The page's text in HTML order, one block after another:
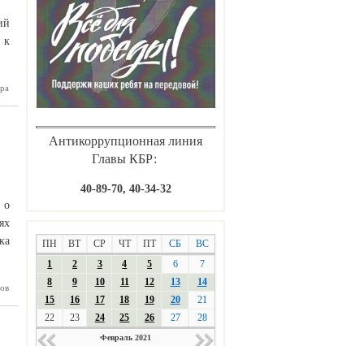
Антикоррупционная линия
Главы КБР:
40-89-70, 40-34-32
ПН ВТ СР ЧТ ПТ СБ
ВС
1
2 3 4 5 6
7
8
9 10 11 12 13
14
15
16 17 18 19 20
21
22
23 24 25 26 27 28
Февраль 2021
к
о